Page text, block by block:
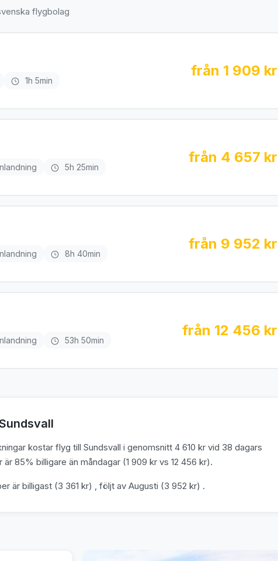
flygbolag
1h 5min
från 1 909 kr
5h 25min
från 4 657 kr
8h 40min
från 9 952 kr
53h 50min
från 12 456 kr
kostar flyg till Sundsvall i genomsnitt 4 610 kr vid 38 dagars
85% billigare än måndagar (1 909 kr vs 12 456 kr).
är billigast (3 361 kr) , följt av Augusti (3 952 kr) .